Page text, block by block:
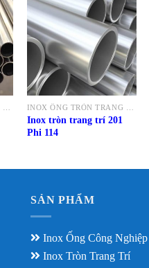
Inox tròn trang trí 201
Phi 114
SẢN PHẨM
Inox Ống Công Nghiệp
Inox Tròn Trang Trí